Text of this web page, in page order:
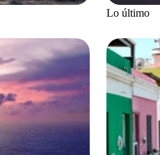
Lo último